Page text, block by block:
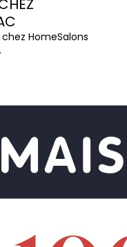
HomeSalons